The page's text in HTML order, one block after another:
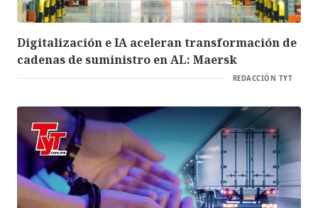
Digitalización e IA aceleran transformación de
cadenas de suministro en AL: Maersk
REDACCIÓN TYT